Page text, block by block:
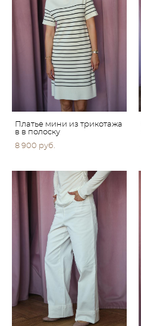
Платье мини из трикотажа
в в полоску
8 900 pуб.